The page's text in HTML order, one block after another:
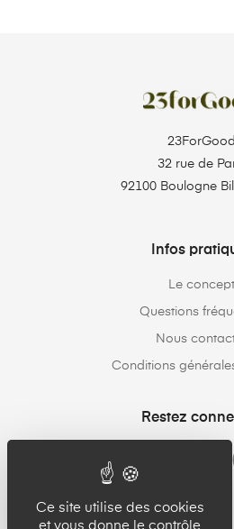
23ForGood
32 rue de
92100 Boulogne
Infos
Le concept
Questions
Nous
Conditions
Restez
Ce site utilise des cookies
et vous donne le contrôle